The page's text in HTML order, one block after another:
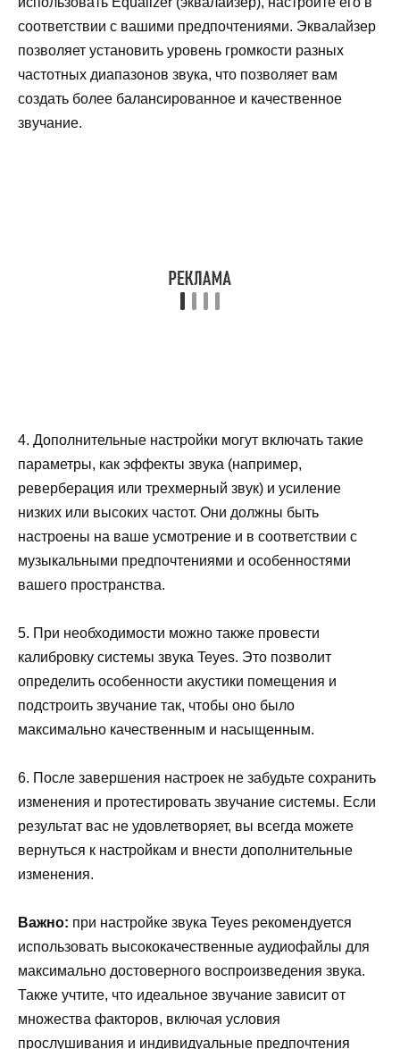
соответствии с вашими предпочтениями. Эквалайзер
позволяет установить уровень громкости разных
частотных диапазонов звука, что позволяет вам
создать более балансированное и качественное
звучание.
4. Дополнительные настройки могут включать такие
параметры, как эффекты звука (например,
реверберация или трехмерный звук) и усиление
низких или высоких частот. Они должны быть
настроены на ваше усмотрение и в соответствии с
музыкальными предпочтениями и особенностями
вашего пространства.
5. При необходимости можно также провести
калибровку системы звука Teyes. Это позволит
определить особенности акустики помещения и
подстроить звучание так, чтобы оно было
максимально качественным и насыщенным.
6. После завершения настроек не забудьте сохранить
изменения и протестировать звучание системы. Если
результат вас не удовлетворяет, вы всегда можете
вернуться к настройкам и внести дополнительные
изменения.
Важно: при настройке звука Teyes рекомендуется
использовать высококачественные аудиофайлы для
максимально достоверного воспроизведения звука.
Также учтите, что идеальное звучание зависит от
множества факторов, включая условия
прослушивания и индивидуальные предпочтения